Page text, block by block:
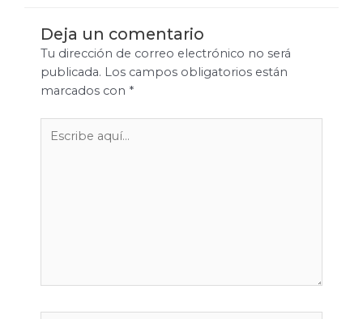
Deja un comentario
Tu dirección de correo electrónico no será
publicada. Los campos obligatorios están
marcados con *
aquí...